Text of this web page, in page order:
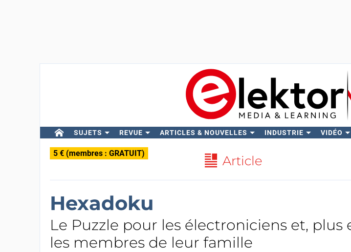
SUJETS REVUE ARTICLES & NOUVELLES INDUSTRIE VIDÉO
5 € (membres : GRATUIT) Article
Hexadoku
Le Puzzle pour les électroniciens et, plus
les membres de leur famille